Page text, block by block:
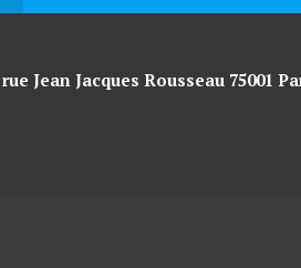
rue Jean Jacques Rousseau 75001